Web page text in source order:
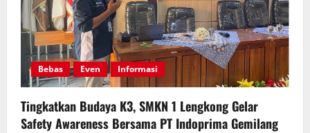
Bebas Even Informasi
Tingkatkan Budaya K3, SMKN 1 Lengkong Gelar
Safety Awareness Bersama PT Indoprima Gemilang